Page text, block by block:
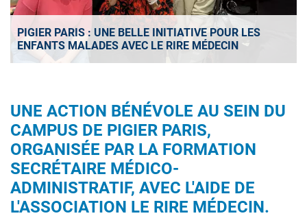
PIGIER PARIS : UNE BELLE INITIATIVE POUR LES
ENFANTS MALADES AVEC LE RIRE MÉDECIN
UNE ACTION BÉNÉVOLE AU SEIN DU
CAMPUS DE PIGIER PARIS,
ORGANISÉE PAR LA FORMATION
SECRÉTAIRE MÉDICO-
ADMINISTRATIF, AVEC L'AIDE DE
L'ASSOCIATION LE RIRE MÉDECIN.